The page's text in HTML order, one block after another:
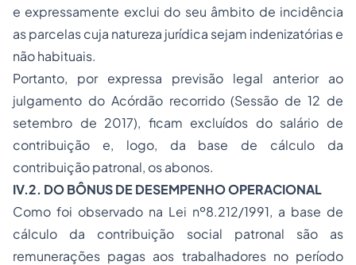
e expressamente exclui do seu âmbito de incidência
as parcelas cuja natureza jurídica sejam indenizatórias e
não habituais.
Portanto, por expressa previsão legal anterior ao
julgamento do Acórdão recorrido (Sessão de 12 de
setembro de 2017), ficam excluídos do salário de
contribuição e, logo, da base de cálculo da
contribuição patronal, os abonos.
IV.2. DO BÔNUS DE DESEMPENHO OPERACIONAL
Como foi observado na Lei nº8.212/1991, a base de
cálculo da contribuição social patronal são as
remunerações pagas aos trabalhadores no período